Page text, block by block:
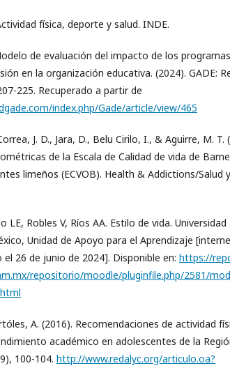
física, deporte y salud. INDE.
de evaluación del impacto de los
en la organización educativa. (2024). GADE:
225. Recuperado a partir de
index.php/Gade/article/view/465
J. D., Jara, D., Belu Cirilo, I., & Aguirre, M. T.
de la Escala de Calidad de vida de
limeños (ECVOB). Health & Addictions/Salud
LE, Robles V, Ríos AA. Estilo de vida.
Unidad de Apoyo para el Aprendizaje
26 de junio de 2024]. Disponible en: https://
repositorio/moodle/pluginfile.php/2581/
A. (2016). Recomendaciones de actividad
académico en adolescentes de la
100-104. http://www.redalyc.org/articulo.oa?